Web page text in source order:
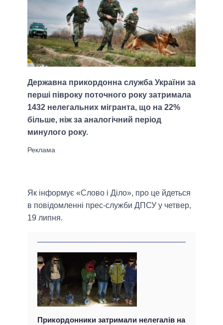
Державна прикордонна служба України за
перші півроку поточного року затримала
1432 нелегальних мігранта, що на 22%
більше, ніж за аналогічний період
минулого року.
Як інформує «Слово і Діло», про це йдеться
в повідомленні прес-служби ДПСУ у четвер,
19 липня.
Прикордонники затримали нелегалів на